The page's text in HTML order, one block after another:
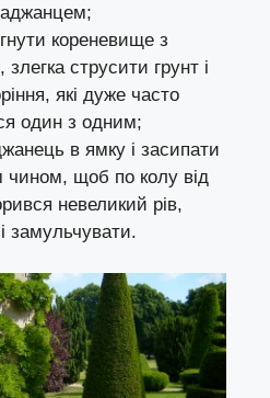
кореневище з
злегка струсити грунт і
які дуже часто
один з одним;
в ямку і засипати
чином, щоб по колу від
невеликий рів,
замульчувати.